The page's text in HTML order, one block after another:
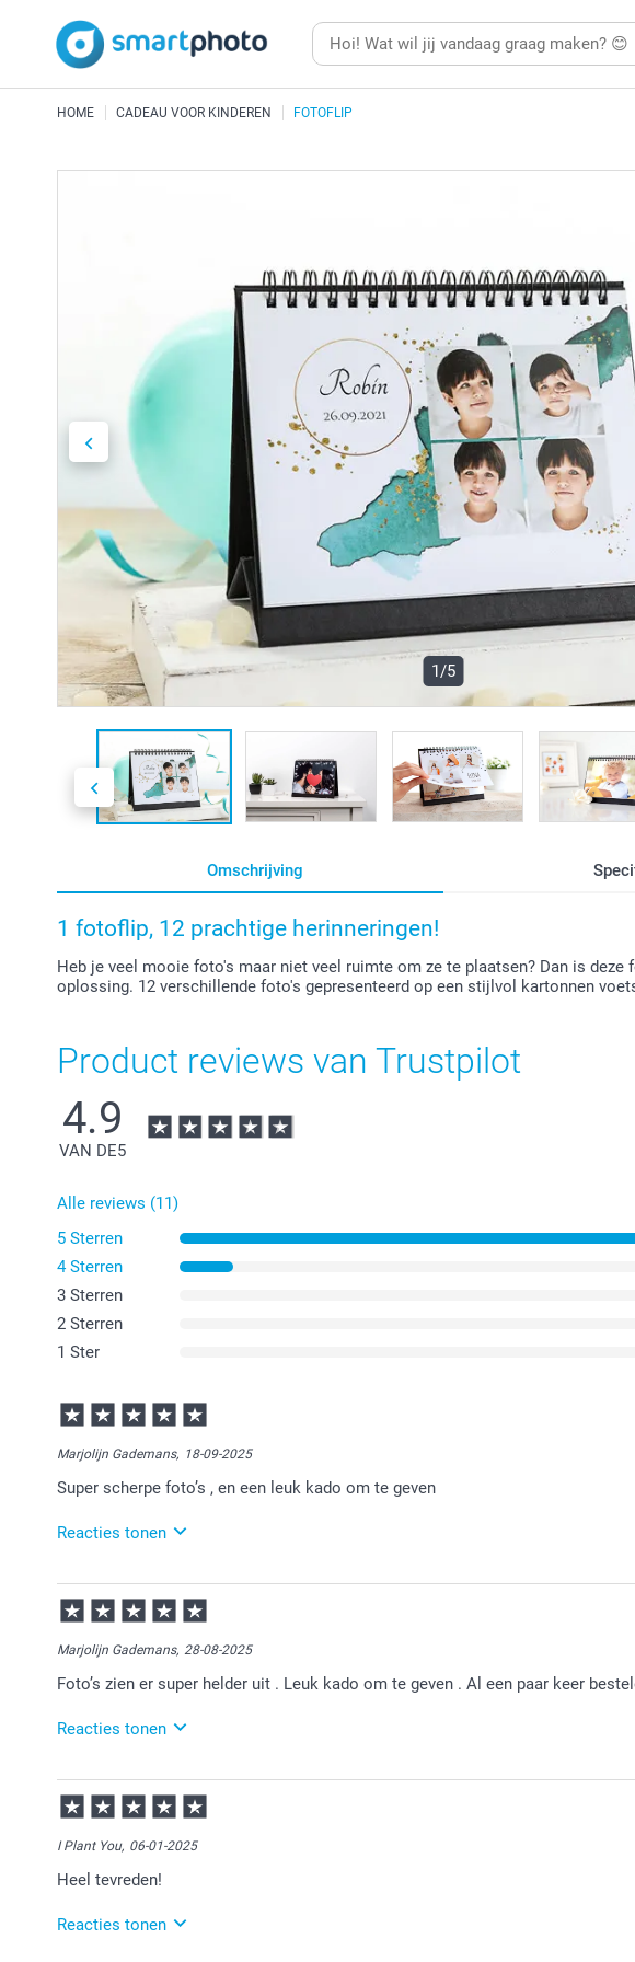
HOME CADEAU VOOR KINDEREN FOTOFLIP
1/5
Omschrijving
1 fotoflip, 12 prachtige herinneringen!
Heb je veel mooie foto's maar niet veel ruimte om ze te plaatsen? Dan is deze
oplossing. 12 verschillende foto's gepresenteerd op een stijlvol kartonnen
Product reviews van Trustpilot
4.9
VAN DE5
Alle reviews (11)
5 Sterren
4 Sterren
3 Sterren
2 Sterren
1 Ster
Marjolijn Gademans, 18-09-2025
Super scherpe foto’s , en een leuk kado om te geven
Reacties tonen
19-09-2025
09:42
Bedankt voor je review. Fijn dat je blij bent met je ontvangen fotoflip.
Marjolijn Gademans, 28-08-2025
Foto’s zien er super helder uit . Leuk kado om te geven . Al een paar keer
Reacties tonen
02-09-2025
11:14
Bedankt voor je review. Wat leuk dat je een fotoflip hebt gemaakt om te
om te geven en leuk om te krijgen! Fijn om te horen dat je het naar wens
I Plant You, 06-01-2025
Heel tevreden!
Reacties tonen